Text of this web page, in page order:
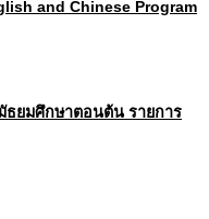
and Chinese Program
ธยมศึกษาตอนต้น รายการ